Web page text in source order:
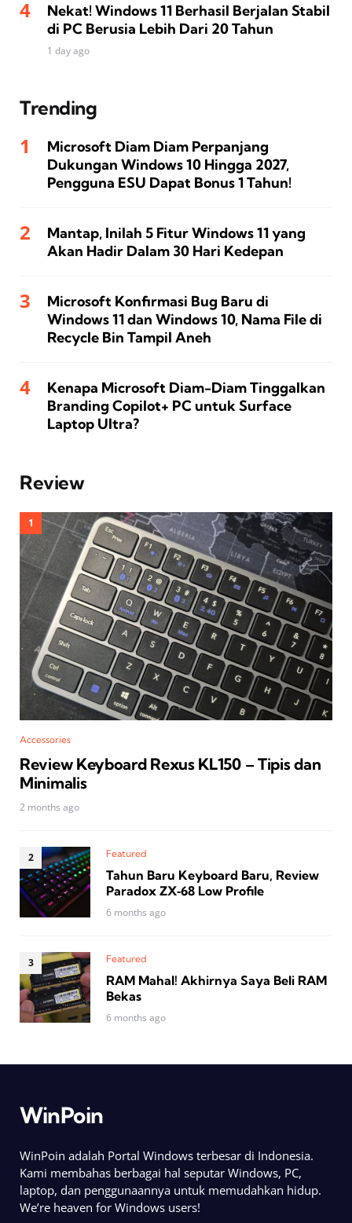
Nekat! Windows 11 Berhasil Berjalan Stabil
di PC Berusia Lebih Dari 20 Tahun
1 day ago
Trending
Microsoft Diam Diam Perpanjang
Dukungan Windows 10 Hingga 2027,
Pengguna ESU Dapat Bonus 1 Tahun!
Mantap, Inilah 5 Fitur Windows 11 yang
Akan Hadir Dalam 30 Hari Kedepan
Microsoft Konfirmasi Bug Baru di
Windows 11 dan Windows 10, Nama File di
Recycle Bin Tampil Aneh
Kenapa Microsoft Diam-Diam Tinggalkan
Branding Copilot+ PC untuk Surface
Laptop Ultra?
Review
Accessories
Review Keyboard Rexus KL150 – Tipis dan
Minimalis
2 months ago
Featured
Tahun Baru Keyboard Baru, Review
Paradox ZX‑68 Low Profile
6 months ago
Featured
RAM Mahal! Akhirnya Saya Beli RAM
Bekas
6 months ago
WinPoin
WinPoin adalah Portal Windows terbesar di Indonesia.
Kami membahas berbagai hal seputar Windows, PC,
laptop, dan penggunaannya untuk memudahkan hidup.
We’re heaven for Windows users!